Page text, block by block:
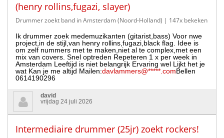
(henry rollins,fugazi, slayer)
Drummer zoekt band in Amsterdam (Noord-Holland) | 147x bekeken
Ik drummer zoek medemuzikanten (gitarist,bass) Voor nwe
project,in de stijl,van henry rollins,fugazi,black flag. Idee is
om zelf nummers met te maken,niet al te complex,met een
mix van covers. Snel optreden Repeteren 1 x per week in
Amsterdam Leeftijd is niet belangrijk Ervaring wel Lijkt het je
wat Kan je me altijd Mailen:davlammers@*****.comBellen
0614190296
david
vrijdag 24 juli 2026
Intermediaire drummer (25jr) zoekt rockers!